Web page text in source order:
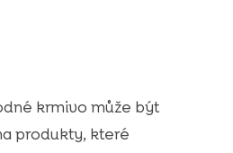
krmivo může být
produkty, které